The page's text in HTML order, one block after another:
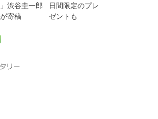
渋谷圭一郎
寄稿
日間限定のプレ
ゼントも